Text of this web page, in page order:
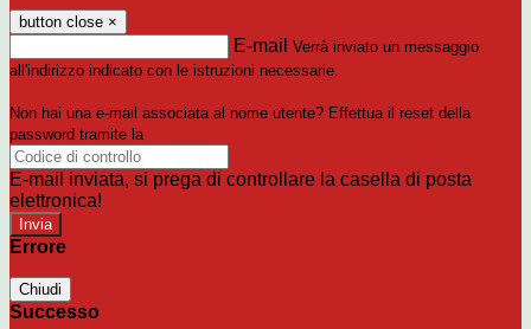
button close ×
E-mail Verrà inviato un messaggio
all'indirizzo indicato con le istruzioni necessarie.
Non hai una e-mail associata al nome utente? Effettua il reset della
password tramite la
E-mail inviata, si prega di controllare la casella di posta
elettronica!
Errore
Chiudi
Successo